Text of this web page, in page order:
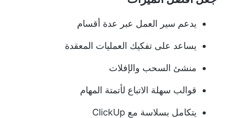
يدعم سير العمل عبر عدة أقسام
يساعد على تفكيك العمليات المعقدة
منشئ السحب والإفلات
قوالب سهلة الاتباع لأتمتة المهام
يتكامل بسلاسة مع ClickUp